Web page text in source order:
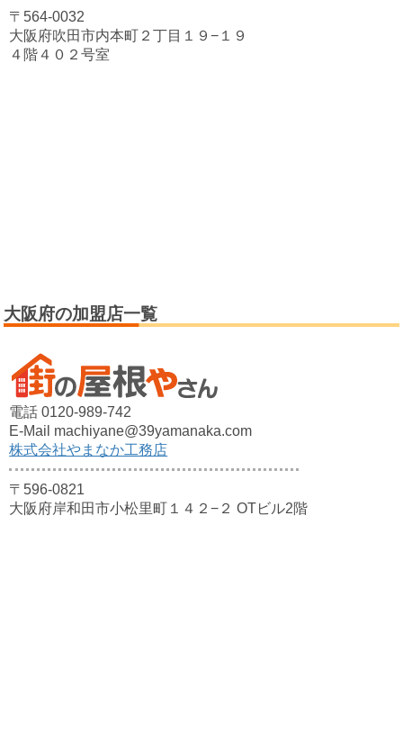
〒564-0032
大阪府吹田市内本町２丁目１９−１９
４階４０２号室
大阪府の加盟店一覧
電話 0120-989-742
E-Mail machiyane@39yamanaka.com
株式会社やまなか工務店
〒596-0821
大阪府岸和田市小松里町１４２−２ OTビル2階